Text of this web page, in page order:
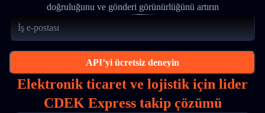
doğruluğunu ve gönderi görünürlüğünü artırın
API’yi ücretsiz deneyin
Elektronik ticaret ve lojistik için lider
CDEK Express takip çözümü